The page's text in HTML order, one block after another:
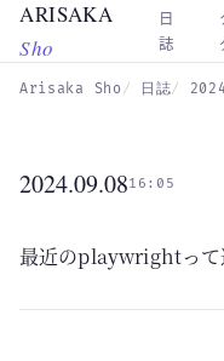
Skip to main content
ARISAKA
Sho
日
誌
Arisaka Sho 日誌
2024.09.0816:05
最近のplaywrightって